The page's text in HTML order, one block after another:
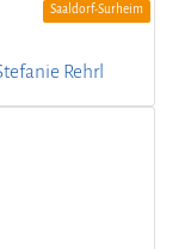
Saaldorf-Surheim
Rehrl